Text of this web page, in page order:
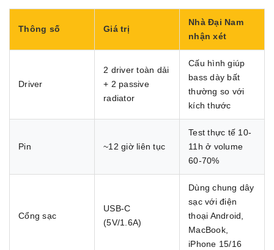
Thông số Giá trị
Nhà Đại Nam
nhận xét
Driver
2 driver toàn dải
+ 2 passive
radiator
Cấu hình giúp
bass dày bất
thường so với
kích thước
Pin ~12 giờ liên tục
Test thực tế 10-
11h ở volume
60-70%
Cổng sạc
USB-C
(5V/1.6A)
Dùng chung dây
sạc với điện
thoại Android,
MacBook,
iPhone 15/16